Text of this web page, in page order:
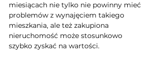
miesiącach nie tylko nie powinny mieć
problemów z wynajęciem takiego
mieszkania, ale też zakupiona
nieruchomość może stosunkowo
szybko zyskać na wartości.